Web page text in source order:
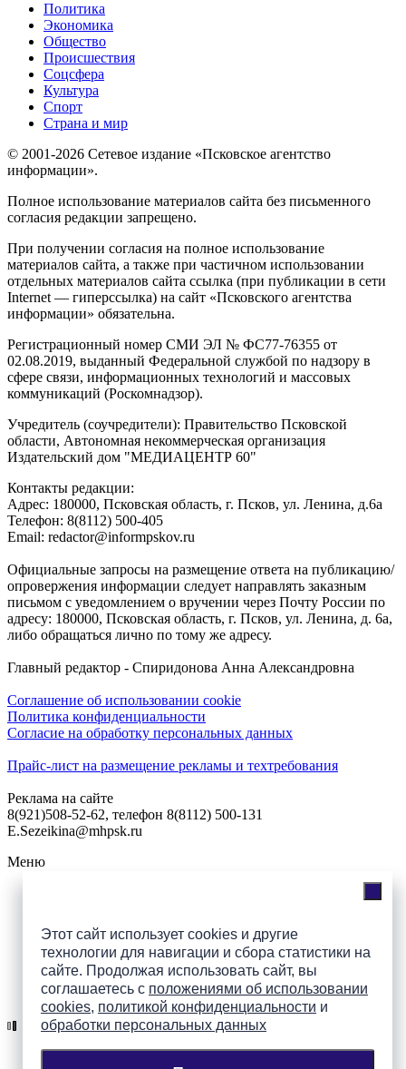
Этот сайт использует cookies и другие
технологии для навигации и сбора статистики на
сайте. Продолжая использовать сайт, вы
соглашаетесь с положениями об использовании
cookies, политикой конфиденциальности и
обработки персональных данных
Политика
Экономика
Общество
Происшествия
Соцсфера
Культура
Спорт
Страна и мир
© 2001-2026 Сетевое издание «Псковское агентство
информации».
Полное использование материалов сайта без письменного
согласия редакции запрещено.
При получении согласия на полное использование
материалов сайта, а также при частичном использовании
отдельных материалов сайта ссылка (при публикации в сети
Internet — гиперссылка) на сайт «Псковского агентства
информации» обязательна.
Регистрационный номер СМИ ЭЛ № ФС77-76355 от
02.08.2019, выданный Федеральной службой по надзору в
сфере связи, информационных технологий и массовых
коммуникаций (Роскомнадзор).
Учредитель (соучредители): Правительство Псковской
области, Автономная некоммерческая организация
Издательский дом "МЕДИАЦЕНТР 60"
Контакты редакции:
Адреc: 180000, Псковская область, г. Псков, ул. Ленина, д.6а
Телефон: 8(8112) 500-405
Email: redactor@informpskov.ru
Официальные запросы на размещение ответа на публикацию/
опровержения информации следует направлять заказным
письмом с уведомлением о вручении через Почту России по
адресу: 180000, Псковская область, г. Псков, ул. Ленина, д. 6а,
либо обращаться лично по тому же адресу.
Главный редактор - Спиридонова Анна Александровна
Соглашение об использовании cookie
Политика конфиденциальности
Согласие на обработку персональных данных
Прайс-лист на размещение рекламы и техтребования
Реклама на сайте
8(921)508-52-62, телефон 8(8112) 500-131
E.Sezeikina@mhpsk.ru
Меню
Подпишись на группы
ПАИ в соцсетях!